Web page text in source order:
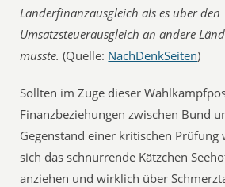
Länderfinanzausgleich als es über den
Umsatzsteuerausgleich an andere
musste.(Quelle: NachDenkSeiten)
Sollten im Zuge dieser
Finanzbeziehungen zwischen Bund
Gegenstand einer kritischen Prüfung
sich das schnurrende Kätzchen
anziehen und wirklich über